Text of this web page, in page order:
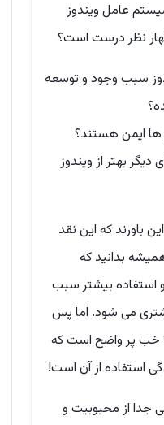
عامل ویندوز
نظر درست است؟
سبب وجود و توسعه
ها ایمن هستند؟
بهتر از ویندوز
باورند که این نقد
بدانید که
بیشتر سبب
می شود. اما پس
خب پر واضح است که
استفاده از آن است!
جدا از محبوبیت و